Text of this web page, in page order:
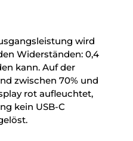
wird
Widerständen: 0,4
kann. Auf der
zwischen 70% und
rot aufleuchtet,
kein USB-C